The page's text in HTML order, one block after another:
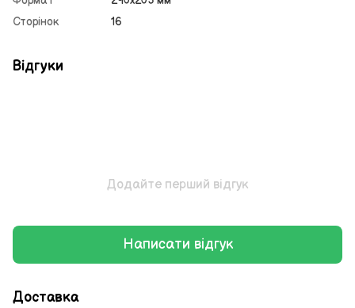
Сторінок
16
Відгуки
Додайте перший відгук
Написати відгук
Доставка